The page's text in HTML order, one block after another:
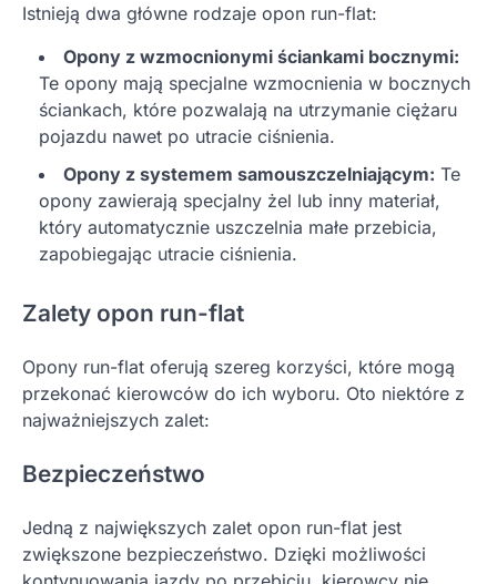
Istnieją dwa główne rodzaje opon run-flat:
Opony z wzmocnionymi ściankami bocznymi:
Te opony mają specjalne wzmocnienia w bocznych
ściankach, które pozwalają na utrzymanie ciężaru
pojazdu nawet po utracie ciśnienia.
Opony z systemem samouszczelniającym: Te
opony zawierają specjalny żel lub inny materiał,
który automatycznie uszczelnia małe przebicia,
zapobiegając utracie ciśnienia.
Zalety opon run-flat
Opony run-flat oferują szereg korzyści, które mogą
przekonać kierowców do ich wyboru. Oto niektóre z
najważniejszych zalet:
Bezpieczeństwo
Jedną z największych zalet opon run-flat jest
zwiększone bezpieczeństwo. Dzięki możliwości